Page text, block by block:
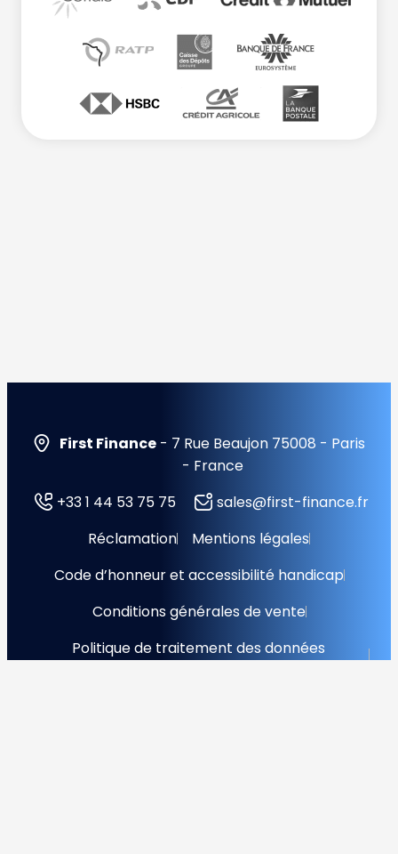
First Finance - 7 Rue Beaujon 75008 - Paris
- France
+33 1 44 53 75 75
sales@first-finance.fr
Réclamation
Mentions légales
Code d’honneur et accessibilité handicap
Conditions générales de vente
Politique de traitement des données